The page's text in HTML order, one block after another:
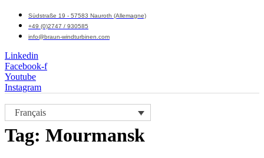
Südstraße 19 - 57583 Nauroth (Allemagne)
+49 (0)2747 / 930585
info@braun-windturbinen.com
Linkedin
Facebook-f
Youtube
Instagram
Français
Tag: Mourmansk